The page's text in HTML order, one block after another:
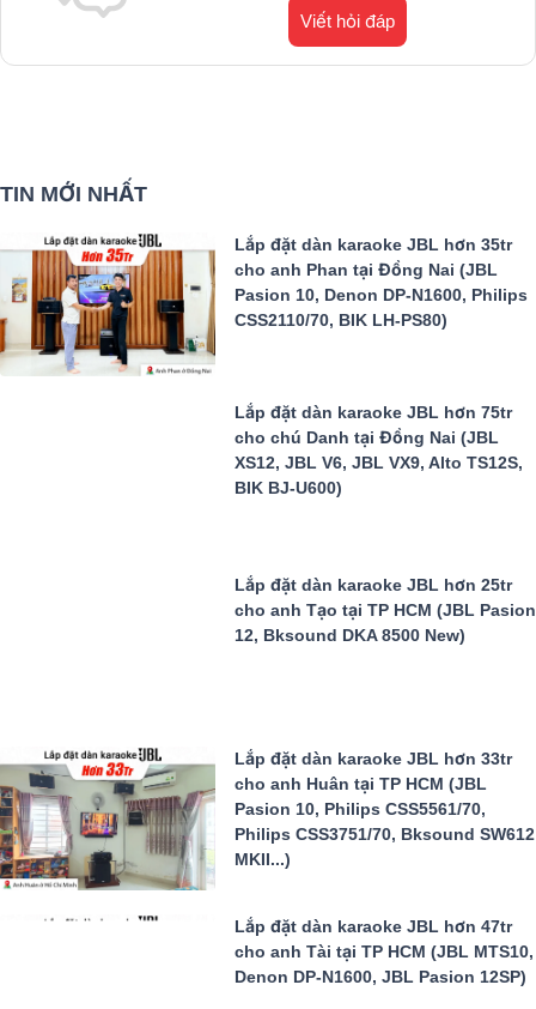
Viết hỏi đáp
TIN MỚI NHẤT
Lắp đặt dàn karaoke JBL hơn 35tr
cho anh Phan tại Đồng Nai (JBL
Pasion 10, Denon DP-N1600, Philips
CSS2110/70, BIK LH-PS80)
Lắp đặt dàn karaoke JBL hơn 75tr
cho chú Danh tại Đồng Nai (JBL
XS12, JBL V6, JBL VX9, Alto TS12S,
BIK BJ-U600)
Lắp đặt dàn karaoke JBL hơn 25tr
cho anh Tạo tại TP HCM (JBL Pasion
12, Bksound DKA 8500 New)
Lắp đặt dàn karaoke JBL hơn 33tr
cho anh Huân tại TP HCM (JBL
Pasion 10, Philips CSS5561/70,
Philips CSS3751/70, Bksound SW612
MKII...)
Lắp đặt dàn karaoke JBL hơn 47tr
cho anh Tài tại TP HCM (JBL MTS10,
Denon DP-N1600, JBL Pasion 12SP)